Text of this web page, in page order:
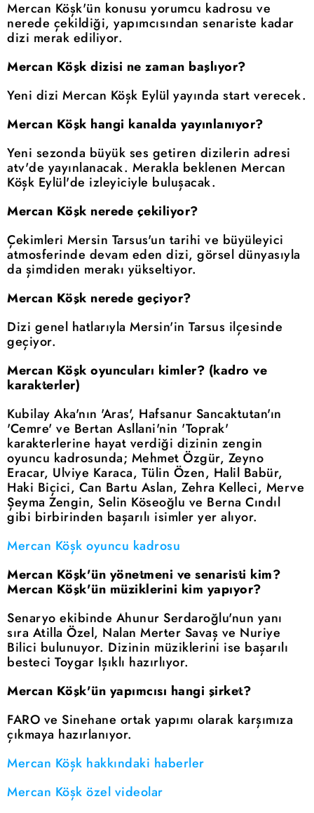
Mercan Köşk'ün konusu yorumcu kadrosu ve
nerede çekildiği, yapımcısından senariste kadar
dizi merak ediliyor.
Mercan Köşk dizisi ne zaman başlıyor?
Yeni dizi Mercan Köşk Eylül yayında start verecek.
Mercan Köşk hangi kanalda yayınlanıyor?
Yeni sezonda büyük ses getiren dizilerin adresi
atv'de yayınlanacak. Merakla beklenen Mercan
Köşk Eylül'de izleyiciyle buluşacak.
Mercan Köşk nerede çekiliyor?
Çekimleri Mersin Tarsus'un tarihi ve büyüleyici
atmosferinde devam eden dizi, görsel dünyasıyla
da şimdiden merakı yükseltiyor.
Mercan Köşk nerede geçiyor?
Dizi genel hatlarıyla Mersin'in Tarsus ilçesinde
geçiyor.
Mercan Köşk oyuncuları kimler? (kadro ve
karakterler)
Kubilay Aka'nın 'Aras', Hafsanur Sancaktutan'ın
'Cemre' ve Bertan Asllani'nin 'Toprak'
karakterlerine hayat verdiği dizinin zengin
oyuncu kadrosunda; Mehmet Özgür, Zeyno
Eracar, Ulviye Karaca, Tülin Özen, Halil Babür,
Haki Biçici, Can Bartu Aslan, Zehra Kelleci, Merve
Şeyma Zengin, Selin Köseoğlu ve Berna Cındıl
gibi birbirinden başarılı isimler yer alıyor.
Mercan Köşk oyuncu kadrosu
Mercan Köşk'ün yönetmeni ve senaristi kim?
Mercan Köşk'ün müziklerini kim yapıyor?
Senaryo ekibinde Ahunur Serdaroğlu'nun yanı
sıra Atilla Özel, Nalan Merter Savaş ve Nuriye
Bilici bulunuyor. Dizinin müziklerini ise başarılı
besteci Toygar Işıklı hazırlıyor.
Mercan Köşk'ün yapımcısı hangi şirket?
FARO ve Sinehane ortak yapımı olarak karşımıza
çıkmaya hazırlanıyor.
Mercan Köşk hakkındaki haberler
Mercan Köşk özel videolar